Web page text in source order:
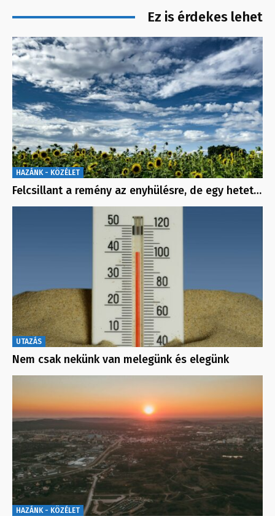
Ez is érdekes lehet
HAZÁNK - KÖZÉLET
Felcsillant a remény az enyhülésre, de egy hetet…
UTAZÁS
Nem csak nekünk van melegünk és elegünk
HAZÁNK - KÖZÉLET